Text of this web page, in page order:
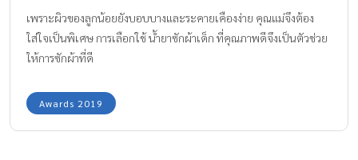
เพราะผิวของลูกน้อยยังบอบบางและระคายเคืองง่าย คุณแม่จึงต้อง
ใส่ใจเป็นพิเศษ การเลือกใช้ น้ำยาซักผ้าเด็ก ที่คุณภาพดีจึงเป็นตัวช่วย
ให้การซักผ้าที่ดี
Awards 2019